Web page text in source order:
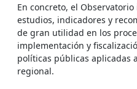
En concreto, el
estudios, indicadores y
de gran utilidad en los
implementación y
políticas públicas aplicadas
regional.